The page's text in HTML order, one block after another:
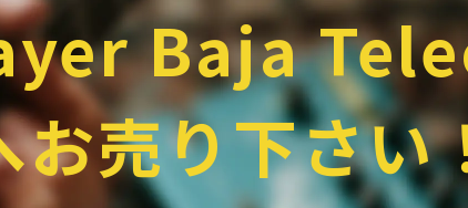
Baja
お売り下さい